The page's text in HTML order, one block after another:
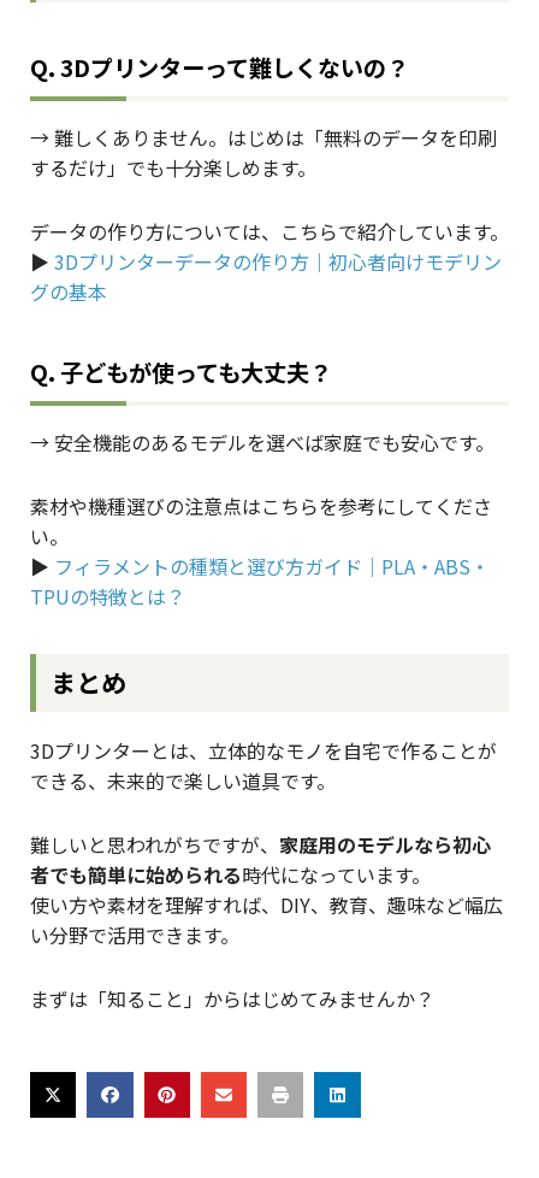
Q. 3Dプリンターって難しくないの？
→ 難しくありません。はじめは「無料のデータを印刷
するだけ」でも十分楽しめます。
データの作り方については、こちらで紹介しています。
▶︎ 3Dプリンターデータの作り方｜初心者向けモデリン
グの基本
Q. 子どもが使っても大丈夫？
→ 安全機能のあるモデルを選べば家庭でも安心です。
素材や機種選びの注意点はこちらを参考にしてくださ
い。
▶︎ フィラメントの種類と選び方ガイド｜PLA・ABS・
TPUの特徴とは？
まとめ
3Dプリンターとは、立体的なモノを自宅で作ることが
できる、未来的で楽しい道具です。
難しいと思われがちですが、 家庭用のモデルなら初心
者でも簡単に始められる時代になっています。
使い方や素材を理解すれば、DIY、教育、趣味など幅広
い分野で活用できます。
まずは「知ること」からはじめてみませんか？